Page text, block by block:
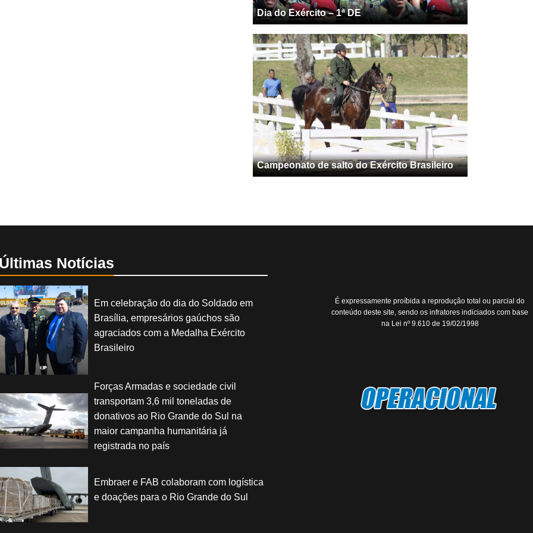
Dia do Exército – 1ª DE
Campeonato de salto do Exército Brasileiro
Últimas Notícias
Em celebração do dia do Soldado em
Brasília, empresários gaúchos são
agraciados com a Medalha Exército
Brasileiro
Forças Armadas e sociedade civil
transportam 3,6 mil toneladas de
donativos ao Rio Grande do Sul na
maior campanha humanitária já
registrada no país
Embraer e FAB colaboram com logística
e doações para o Rio Grande do Sul
É expressamente proíbida a reprodução total ou parcial do
conteúdo deste site, sendo os infratores indiciados com base
na Lei nº 9.610 de 19/02/1998